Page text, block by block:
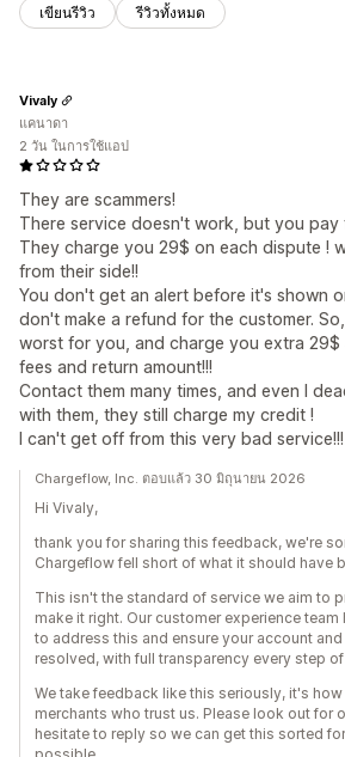
เขียนรีวิว รีวิวทั้งหมด
They are scammers!
There service doesn't work, but you pay
They charge you 29$ on each dispute !
from their side!!
You don't get an alert before it's shown
don't make a refund for the customer.
worst for you, and charge you extra
fees and return amount!!!
Contact them many times, and even I
with them, they still charge my credit !
I can't get off from this very bad service!!!
Vivaly
แคนาดา
2 วัน ในการใช้แอป
Chargeflow, Inc. ตอบแล้ว 30 มิถุนายน 2026
Hi Vivaly,
thank you for sharing this feedback, we're
Chargeflow fell short of what it should have
This isn't the standard of service we aim to
make it right. Our customer experience
to address this and ensure your account
resolved, with full transparency every step
We take feedback like this seriously, it's
merchants who trust us. Please look out for
hesitate to reply so we can get this sorted